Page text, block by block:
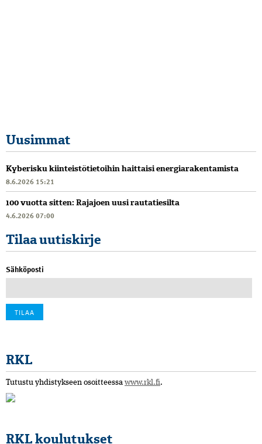
Uusimmat
Kyberisku kiinteistötietoihin haittaisi energiarakentamista
8.6.2026 15:21
100 vuotta sitten: Rajajoen uusi rautatiesilta
4.6.2026 07:00
Tilaa uutiskirje
Sähköposti
RKL
Tutustu yhdistykseen osoitteessa www.rkl.fi.
RKL koulutukset